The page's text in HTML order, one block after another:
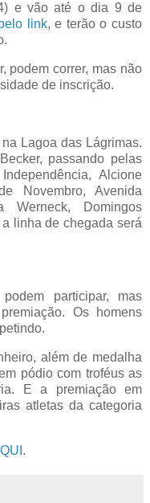
e vão até o dia 9 de
link, e terão o custo
podem correr, mas não
de inscrição.
Lagoa das Lágrimas.
passando pelas
Alcione
Novembro, Avenida
Werneck, Domingos
linha de chegada será
participar, mas
Os homens
além de medalha
pódio com troféus as
E a premiação em
atletas da categoria
.